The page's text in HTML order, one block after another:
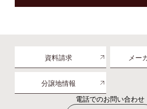
資料請求 メー
分譲地情報
電話でのお問い合わせ